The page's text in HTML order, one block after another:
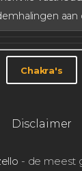
aan
Chakra's
Disclaimer
- de meest